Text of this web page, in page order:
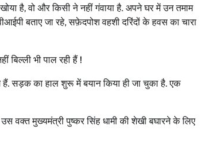
है, वो और किसी ने नहीं गंवाया है. अपने घर में उन तमाम
बताए जा रहे, सफ़ेदपोश वहशी दरिंदों के हवस का चारा
बिल्ली भी पाल रही हैं !
सड़क का हाल शुरू में बयान किया ही जा चुका है. एक
वक्त मुख्यमंत्री पुष्कर सिंह धामी की शेखी बघारने के लिए